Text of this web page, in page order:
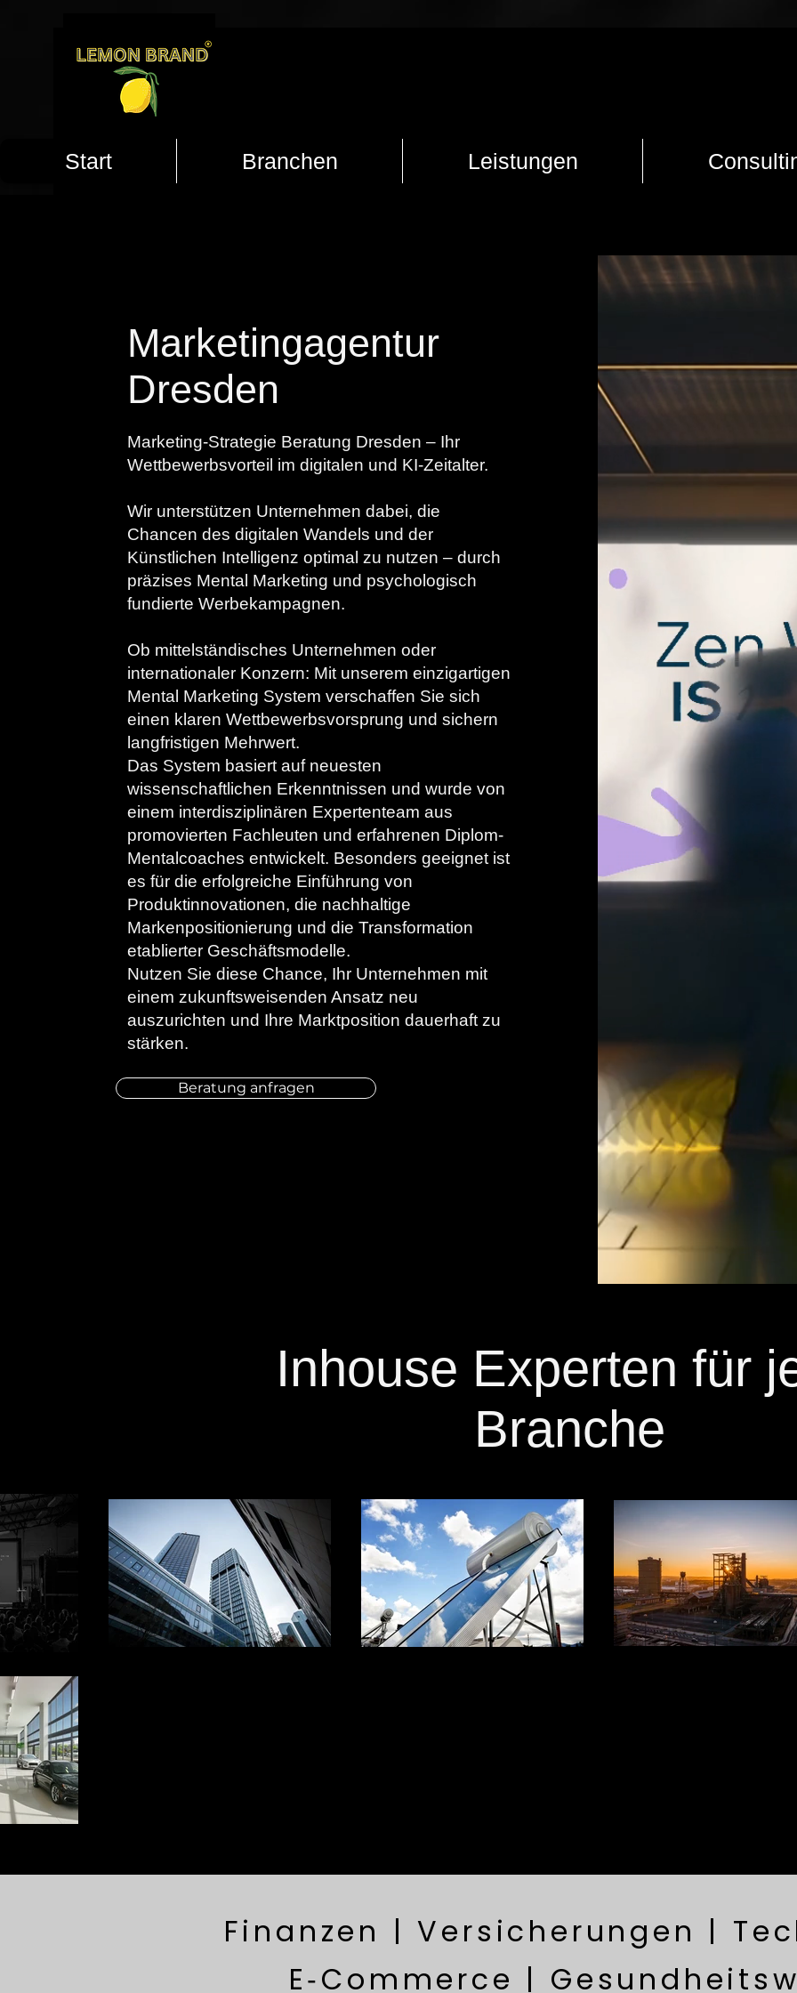
Start Branchen Leistungen
Marketingagentur
Dresden
Marketing-Strategie Beratung Dresden – Ihr
Wettbewerbsvorteil im digitalen und KI-Zeitalter.
Wir unterstützen Unternehmen dabei, die
Chancen des digitalen Wandels und der
Künstlichen Intelligenz optimal zu nutzen – durch
präzises Mental Marketing und psychologisch
fundierte Werbekampagnen.
Ob mittelständisches Unternehmen oder
internationaler Konzern: Mit unserem einzigartigen
Mental Marketing System verschaffen Sie sich
einen klaren Wettbewerbsvorsprung und sichern
langfristigen Mehrwert.
Das System basiert auf neuesten
wissenschaftlichen Erkenntnissen und wurde von
einem interdisziplinären Expertenteam aus
promovierten Fachleuten und erfahrenen Diplom-
Mentalcoaches entwickelt. Besonders geeignet ist
es für die erfolgreiche Einführung von
Produktinnovationen, die nachhaltige
Markenpositionierung und die Transformation
etablierter Geschäftsmodelle.
Nutzen Sie diese Chance, Ihr Unternehmen mit
einem zukunftsweisenden Ansatz neu
auszurichten und Ihre Marktposition dauerhaft zu
stärken.
Beratung anfragen
Inhouse Experten für
Branche
Finanzen | Versicherungen |
E‑Commerce |